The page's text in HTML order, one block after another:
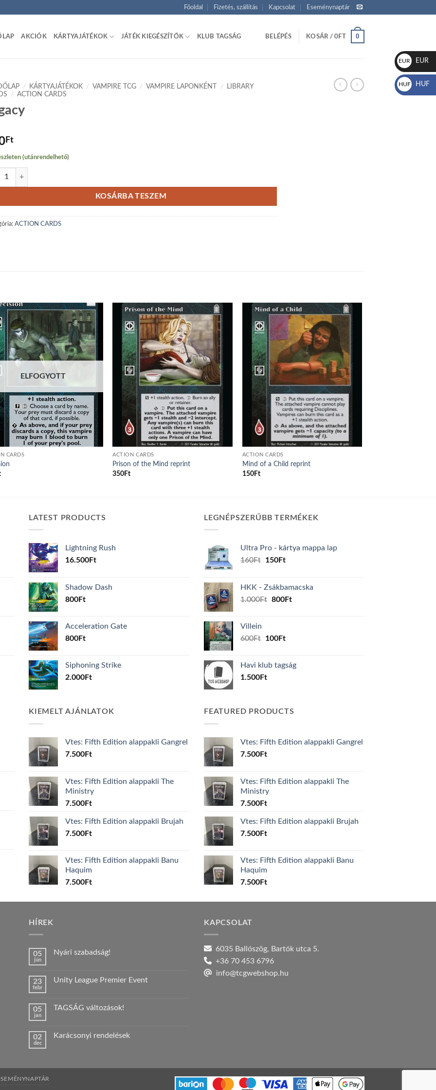
Főoldal Fizetés, szállítás Kapcsolat Eseménynaptár
AKCIÓK KÁRTYAJÁTÉKOK JÁTÉK KIEGÉSZÍTŐK KLUB TAGSÁG BELÉPÉS KOSÁR /0FT 0
/ KÁRTYAJÁTÉKOK / VAMPIRE TCG / VAMPIRE LAPONKÉNT /
LIBRARY
/ ACTION CARDS
Ft
(utánrendelhető)
mennyiség
KOSÁRBA TESZEM
ACTION CARDS
Add to
wishlist
ELFOGYOTT
CARDS
Add to
ACTION CARDS
Prison of the Mind reprint
350 Ft
Add to
ACTION CARDS
Mind of a Child reprint
150Ft
LATEST PRODUCTS
Lightning Rush
16.500Ft
Shadow Dash
800Ft
Acceleration Gate
800Ft
Siphoning Strike
2.000Ft
LEGNÉPSZERŰBB TERMÉKEK
Ultra Pro - kártya mappa lap
160Ft
Original
160Ft.
150FtCurrent
150Ft.
HKK - Zsákbamacska
1.000Ft Original
800FtCurrent
Villein
600Ft
Original
600Ft.
100FtCurrent
100Ft.
Havi klub tagság
1.500Ft
KIEMELT AJÁNLATOK
Vtes: Fifth Edition alappakli Gangrel
7.500Ft
Vtes: Fifth Edition alappakli The
Ministry
7.500Ft
Vtes: Fifth Edition alappakli Brujah
7.500Ft
Vtes: Fifth Edition alappakli Banu
Haquim
7.500Ft
FEATURED PRODUCTS
Vtes: Fifth Edition alappakli Gangrel
7.500Ft
Vtes: Fifth Edition alappakli The
Ministry
7.500Ft
Vtes: Fifth Edition alappakli Brujah
7.500Ft
Vtes: Fifth Edition alappakli Banu
Haquim
7.500Ft
HÍREK
05
jún
Nyári szabadság!
Nyári
23
febr
Unity League Premier Event
Unity
bejegyzéshez
05
jan
TAGSÁG változások!
TAGSÁG
02
dec
Karácsonyi rendelések
KAPCSOLAT
6035 Ballószög, Bartók utca 5.
+36 70 453 6796
info@tcgwebshop.hu
EUR
€
EUR
HUF
Ft
HUF